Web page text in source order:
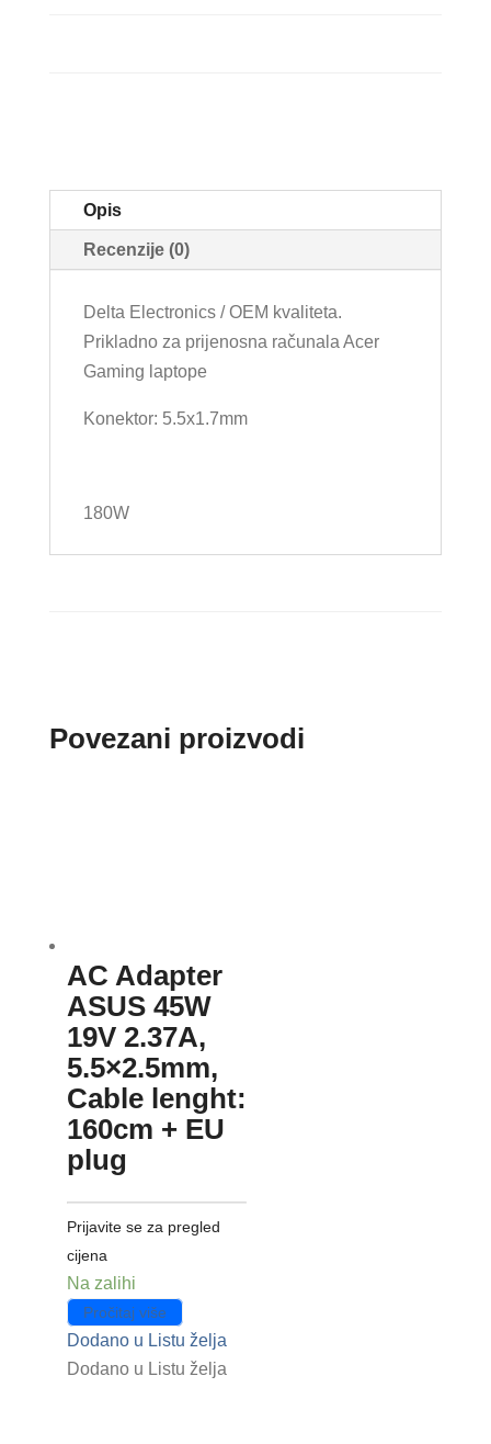
Opis
Recenzije (0)
Delta Electronics / OEM kvaliteta.
Prikladno za prijenosna računala Acer
Gaming laptope
Konektor: 5.5x1.7mm
180W
Povezani proizvodi
AC Adapter
ASUS 45W
19V 2.37A,
5.5×2.5mm,
Cable lenght:
160cm + EU
plug
Prijavite se za pregled
cijena
Na zalihi
Pročitaj više
Dodano u Listu želja
Dodano u Listu želja